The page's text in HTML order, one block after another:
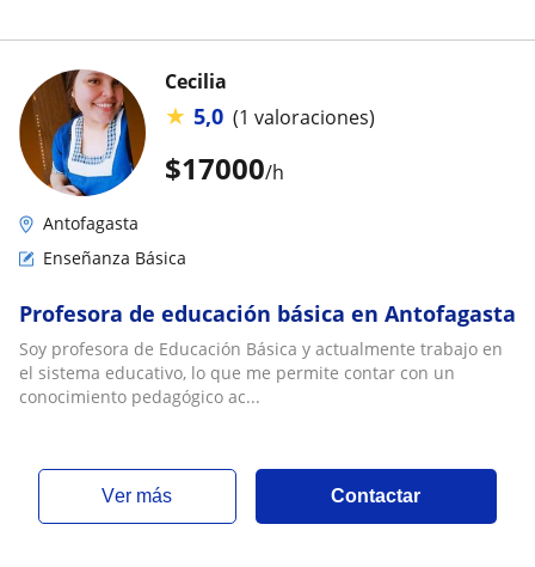
$17000/h
Cecilia
★ 5,0 (1 valoraciones)
Antofagasta
Enseñanza Básica
Profesora de educación básica en Antofagasta
Soy profesora de Educación Básica y actualmente trabajo en
el sistema educativo, lo que me permite contar con un
conocimiento pedagógico ac...
ver más Contactar